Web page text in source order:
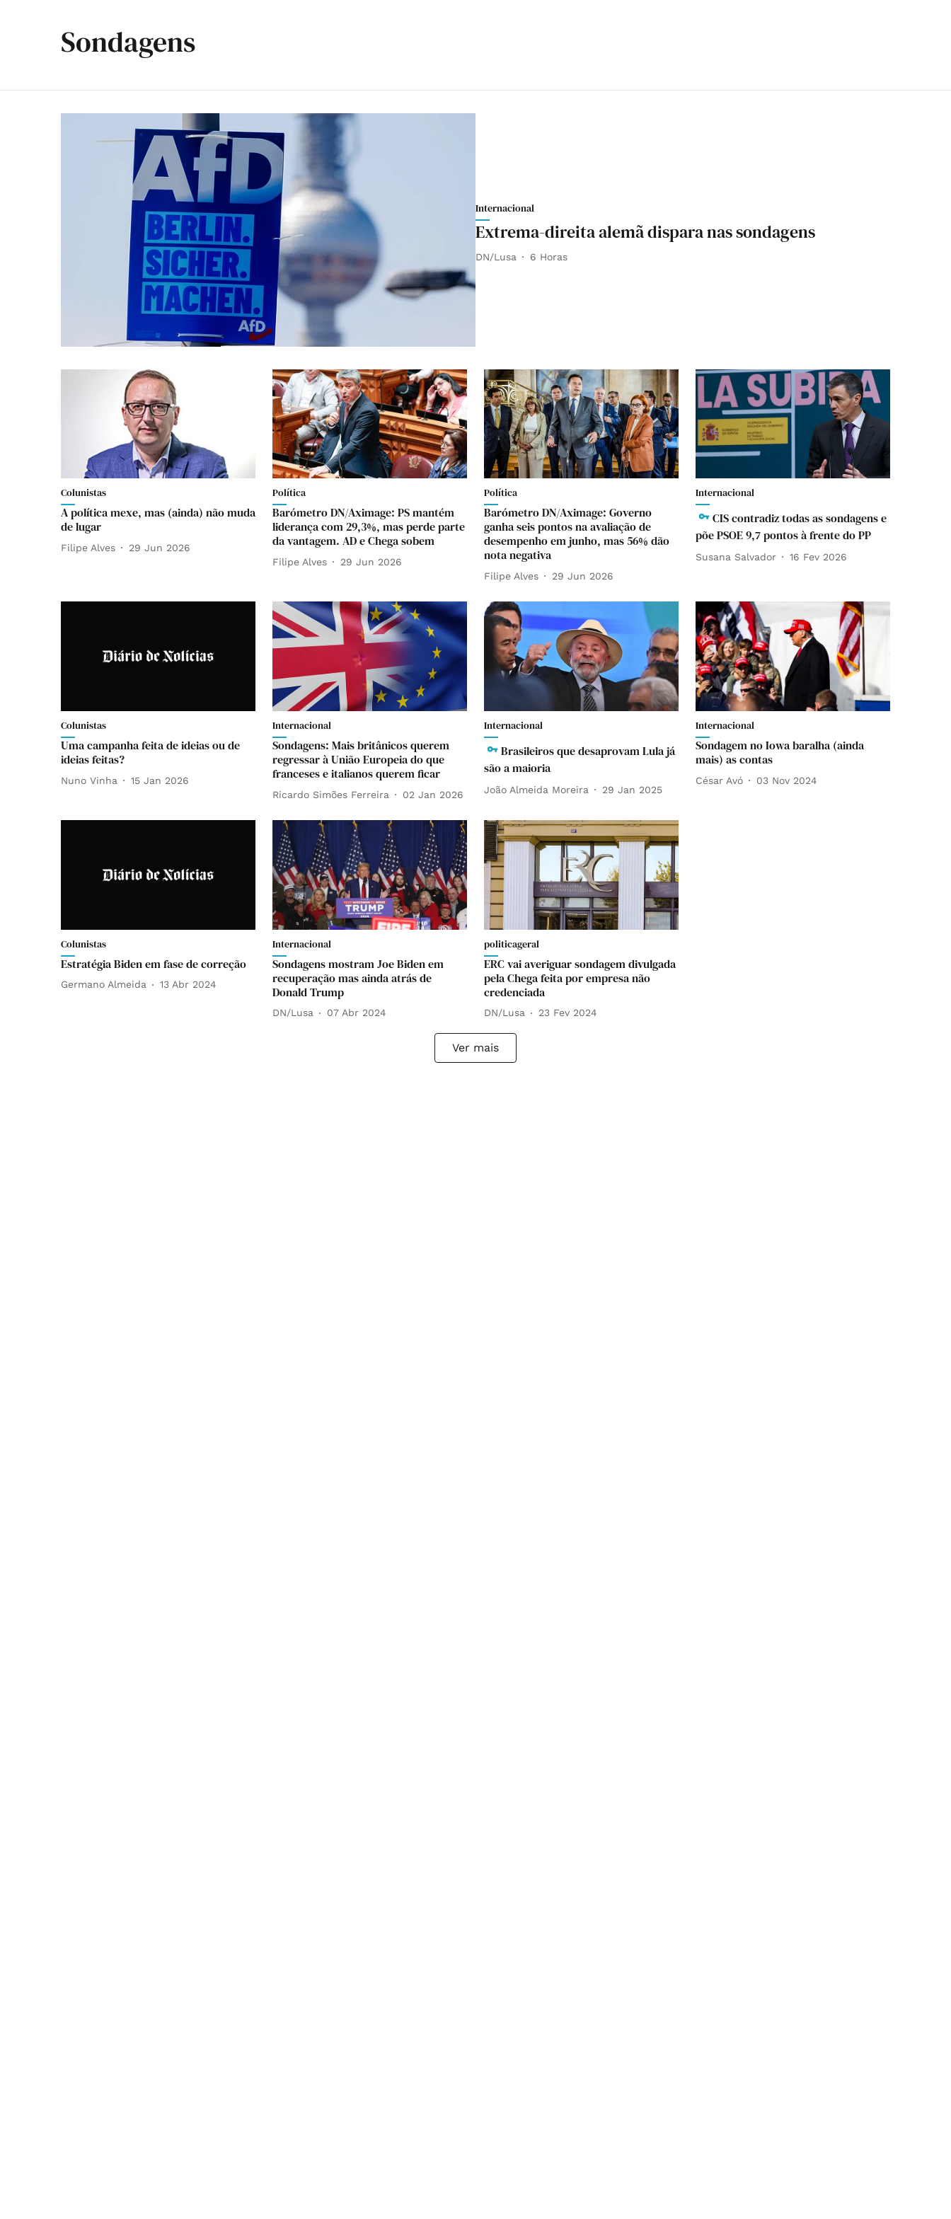
Sondagens
Internacional
Extrema-direita alemã dispara nas sondagens
DN/Lusa 6 Horas
Colunistas
A política mexe, mas (ainda) não muda
de lugar
Filipe Alves 29 Jun 2026
Política
Barómetro DN/Aximage: PS mantém
liderança com 29,3%, mas perde parte
da vantagem. AD e Chega sobem
Filipe Alves 29 Jun 2026
Política
Barómetro DN/Aximage: Governo
ganha seis pontos na avaliação de
desempenho em junho, mas 56% dão
nota negativa
Filipe Alves 29 Jun 2026
Internacional
CIS contradiz todas as sondagens e
põe PSOE 9,7 pontos à frente do PP
Susana Salvador 16 Fev 2026
Colunistas
Uma campanha feita de ideias ou de
ideias feitas?
Nuno Vinha 15 Jan 2026
Internacional
Sondagens: Mais britânicos querem
regressar à União Europeia do que
franceses e italianos querem ficar
Ricardo Simões Ferreira 02 Jan 2026
Internacional
Brasileiros que desaprovam Lula já
são a maioria
João Almeida Moreira 29 Jan 2025
Internacional
Sondagem no Iowa baralha (ainda
mais) as contas
César Avó 03 Nov 2024
Colunistas
Estratégia Biden em fase de correção
Germano Almeida 13 Abr 2024
Internacional
Sondagens mostram Joe Biden em
recuperação mas ainda atrás de
Donald Trump
DN/Lusa 07 Abr 2024
politicageral
ERC vai averiguar sondagem divulgada
pela Chega feita por empresa não
credenciada
DN/Lusa 23 Fev 2024
Ver mais